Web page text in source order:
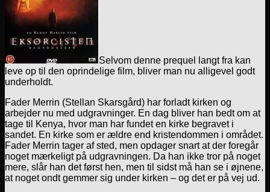
Selvom denne prequel langt fra kan
leve op til den oprindelige film, bliver man nu alligevel godt
underholdt.
Fader Merrin (Stellan Skarsgård) har forladt kirken og
arbejder nu med udgravninger. En dag bliver han bedt om at
tage til Kenya, hvor man har fundet en kirke begravet i
sandet. En kirke som er ældre end kristendommen i området.
Fader Merrin tager af sted, men opdager snart at der foregår
noget mærkeligt på udgravningen. Da han ikke tror på noget
mere, slår han det først hen, men til sidst må han se i øjnene,
at noget ondt gemmer sig under kirken – og det er på vej ud.